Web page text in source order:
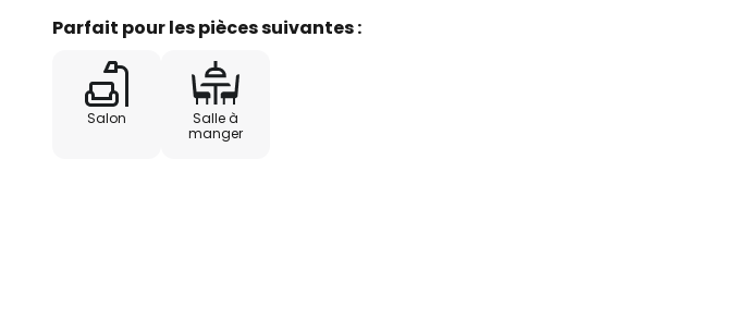
Parfait pour les pièces suivantes :
Salon
Salle à
manger